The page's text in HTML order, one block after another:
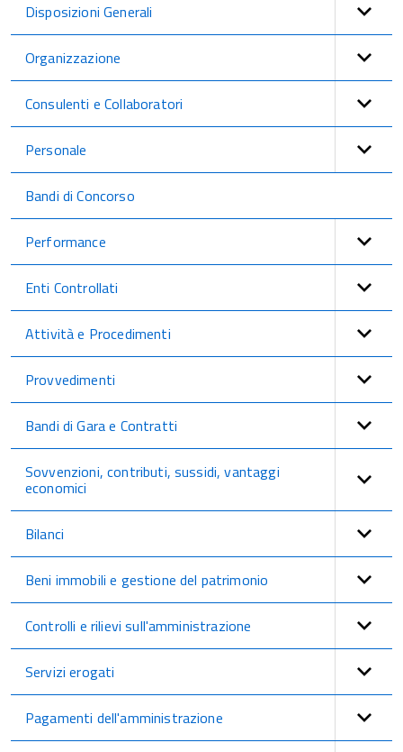
Disposizioni Generali
Organizzazione
Consulenti e Collaboratori
Personale
Bandi di Concorso
Performance
Enti Controllati
Attività e Procedimenti
Provvedimenti
Bandi di Gara e Contratti
Sovvenzioni, contributi, sussidi, vantaggi
economici
Bilanci
Beni immobili e gestione del patrimonio
Controlli e rilievi sull'amministrazione
Servizi erogati
Pagamenti dell'amministrazione